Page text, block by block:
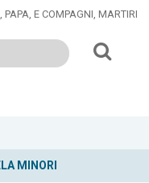
PAPA, E COMPAGNI, MARTIRI
MINORI